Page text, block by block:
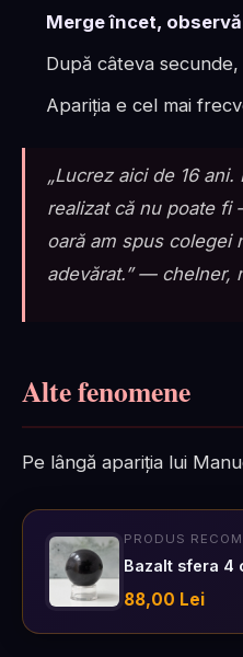
Merge încet,
După câteva secunde,
Apariția e cel mai
„Lucrez aici de 16
realizat că nu poate fi
oară am spus colegei
adevărat.” — chelner,
Alte fenomene
Pe lângă apariția lui
PRODUS
Bazalt sfera 4
88,00 Lei